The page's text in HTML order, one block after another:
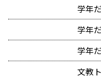
学年
学年
学年
文教